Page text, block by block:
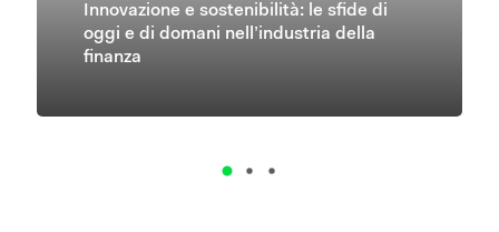
Innovazione e sostenibilità: le sfide di
oggi e di domani nell’industria della
finanza